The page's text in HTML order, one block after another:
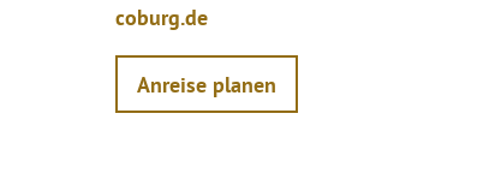
coburg.de
Anreise planen